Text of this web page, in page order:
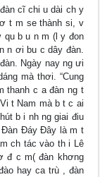
cĩ chi u dài ch y
t m se thành si, v
qu b u n m (l y đon
n ơi bu c dây đàn.
Ngày nay ng ưi
mà thơi. “Cung
thanh c a đàn ng t
t Nam mà b t c ai
b i nh ng giai điu
Ðàn Ðáy Đây là m t
ch tác vào th i Lê
đ c m( đàn khơng
hay ca trù , đàn